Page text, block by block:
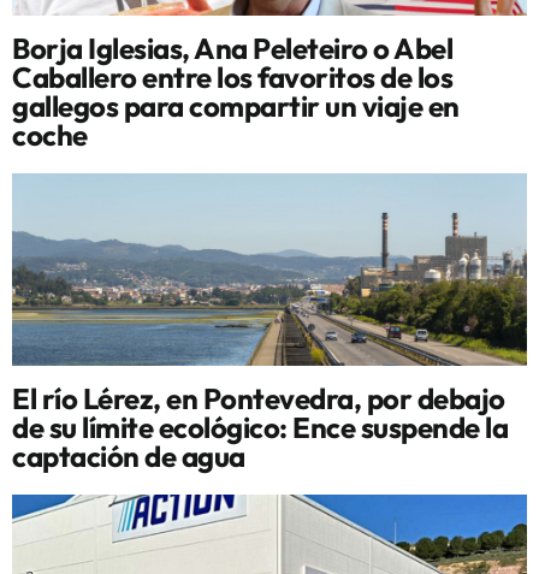
Borja Iglesias, Ana Peleteiro o Abel
Caballero entre los favoritos de los
gallegos para compartir un viaje en
coche
El río Lérez, en Pontevedra, por debajo
de su límite ecológico: Ence suspende la
captación de agua